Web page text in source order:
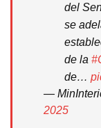
del
se
de la
de…
—
2025